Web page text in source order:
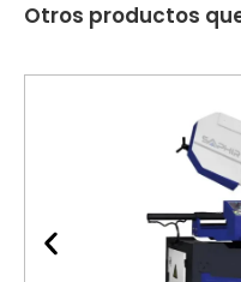
Otros productos